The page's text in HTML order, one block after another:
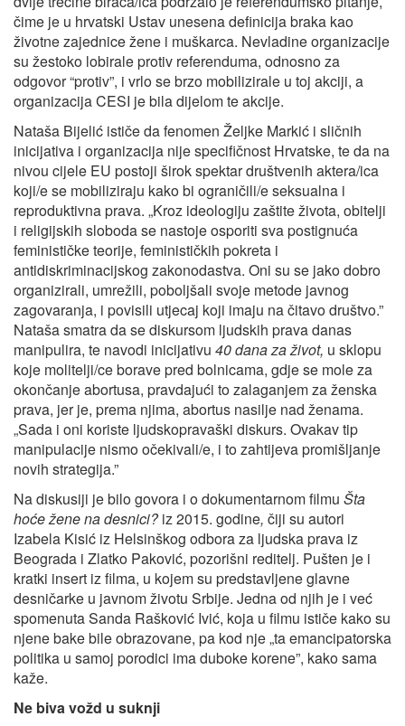
čime je u hrvatski Ustav unesena definicija braka kao
životne zajednice žene i muškarca. Nevladine organizacije
su žestoko lobirale protiv referenduma, odnosno za
odgovor “protiv”, i vrlo se brzo mobilizirale u toj akciji, a
organizacija CESI je bila dijelom te akcije.
Nataša Bijelić ističe da fenomen Željke Markić i sličnih
inicijativa i organizacija nije specifičnost Hrvatske, te da na
nivou cijele EU postoji širok spektar društvenih aktera/ica
koji/e se mobiliziraju kako bi ograničili/e seksualna i
reproduktivna prava. „Kroz ideologiju zaštite života, obitelji
i religijskih sloboda se nastoje osporiti sva postignuća
feminističke teorije, feminističkih pokreta i
antidiskriminacijskog zakonodastva. Oni su se jako dobro
organizirali, umrežili, poboljšali svoje metode javnog
zagovaranja, i povisili utjecaj koji imaju na čitavo društvo.”
Nataša smatra da se diskursom ljudskih prava danas
manipulira, te navodi inicijativu 40 dana za život, u sklopu
koje molitelji/ce borave pred bolnicama, gdje se mole za
okončanje abortusa, pravdajući to zalaganjem za ženska
prava, jer je, prema njima, abortus nasilje nad ženama.
„Sada i oni koriste ljudskopravaški diskurs. Ovakav tip
manipulacije nismo očekivali/e, i to zahtijeva promišljanje
novih strategija.”
Na diskusiji je bilo govora i o dokumentarnom filmu Šta
hoće žene na desnici?iz 2015. godine, čiji su autori
Izabela Kisić iz Helsinškog odbora za ljudska prava iz
Beograda i Zlatko Paković, pozorišni reditelj. Pušten je i
kratki insert iz filma, u kojem su predstavljene glavne
desničarke u javnom životu Srbije. Jedna od njih je i već
spomenuta Sanda Rašković Ivić, koja u filmu ističe kako su
njene bake bile obrazovane, pa kod nje „ta emancipatorska
politika u samoj porodici ima duboke korene”, kako sama
kaže.
Ne biva vožd u suknji